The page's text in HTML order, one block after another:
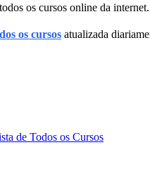
os cursos online da internet.
os cursos atualizada
de Todos os Cursos